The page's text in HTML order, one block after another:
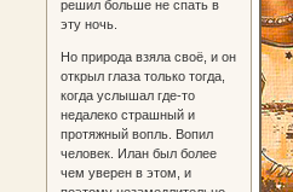
решил больше не спать в
эту ночь.
Но природа взяла своё, и он
открыл глаза только тогда,
когда услышал где-то
недалеко страшный и
протяжный вопль. Вопил
человек. Илан был более
чем уверен в этом, и